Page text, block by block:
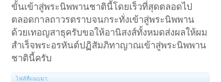
ขั้นเข้าสู่พระนิพพานชาตินี้โดยเร็วที่สุดตลอดไป
ตลอดกาลถาวรตราบจนกระทั่งเข้าสู่พระนิพพาน
ด้วยเทอญสาธุครับขอให้อานิสงส์ทั้งหมดส่งผลให้ผม
สำเร็จพระอรหันต์ปฏิสัมภิทาญาณเข้าสู่พระนิพพาน
ชาตินี้ครับ
ไฟล์ที่แนบมา: